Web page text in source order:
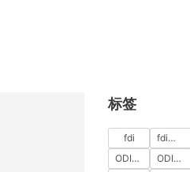
标签
fdi fdi备案
ODI代办
ODI代办服务